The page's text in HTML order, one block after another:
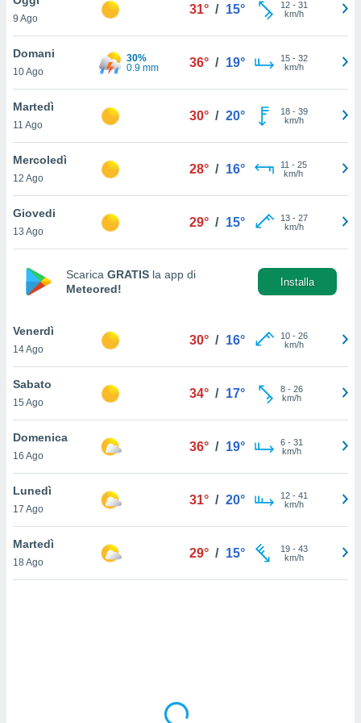
è
al sito
di
ci
di
il
un
la
nella
cookie
il tuo
in
a piè
del
9 Ago
31° / 15° 12- 31
km/h
Domani
10 Ago
30%
0.9 mm
36° / 19° 15- 32
km/h
Martedì
11 Ago
30° / 20° 18- 39
km/h
Mercoledì
12 Ago
28° / 16° 11 - 25
km/h
Giovedi
13 Ago
29° / 15° 13- 27
km/h
Scarica GRATIS la app di
Meteored!
Installa
Venerdì
14 Ago
30° / 16° 10- 26
km/h
Sabato
15 Ago
34° / 17° 8- 26
km/h
Domenica
16 Ago
36° / 19° 6- 31
km/h
Lunedì
17 Ago
31° / 20° 12- 41
km/h
Martedì
18 Ago
29° / 15° 19- 43
km/h